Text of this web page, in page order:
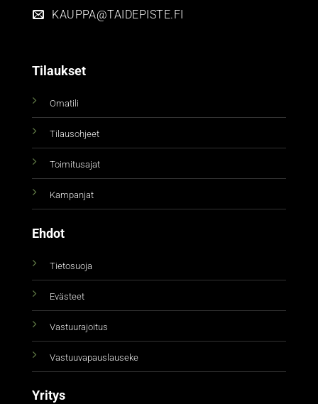
KAUPPA@TAIDEPISTE.FI
Tilaukset
Omatili
Tilausohjeet
Toimitusajat
Kampanjat
Ehdot
Tietosuoja
Evästeet
Vastuurajoitus
Vastuuvapauslauseke
Yritys